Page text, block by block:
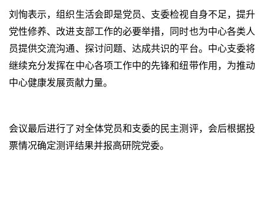
刘恂表示，组织生活会即是党员、支委检视自身不足，提升
党性修养、改进支部工作的必要举措，同时也为中心各类人
员提供交流沟通、探讨问题、达成共识的平台。中心支委将
继续充分发挥在中心各项工作中的先锋和纽带作用，为推动
中心健康发展贡献力量。
会议最后进行了对全体党员和支委的民主测评，会后根据投
票情况确定测评结果并报高研院党委。